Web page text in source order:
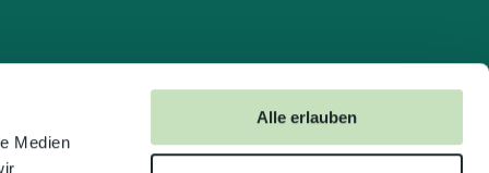
Medien
Alle erlauben